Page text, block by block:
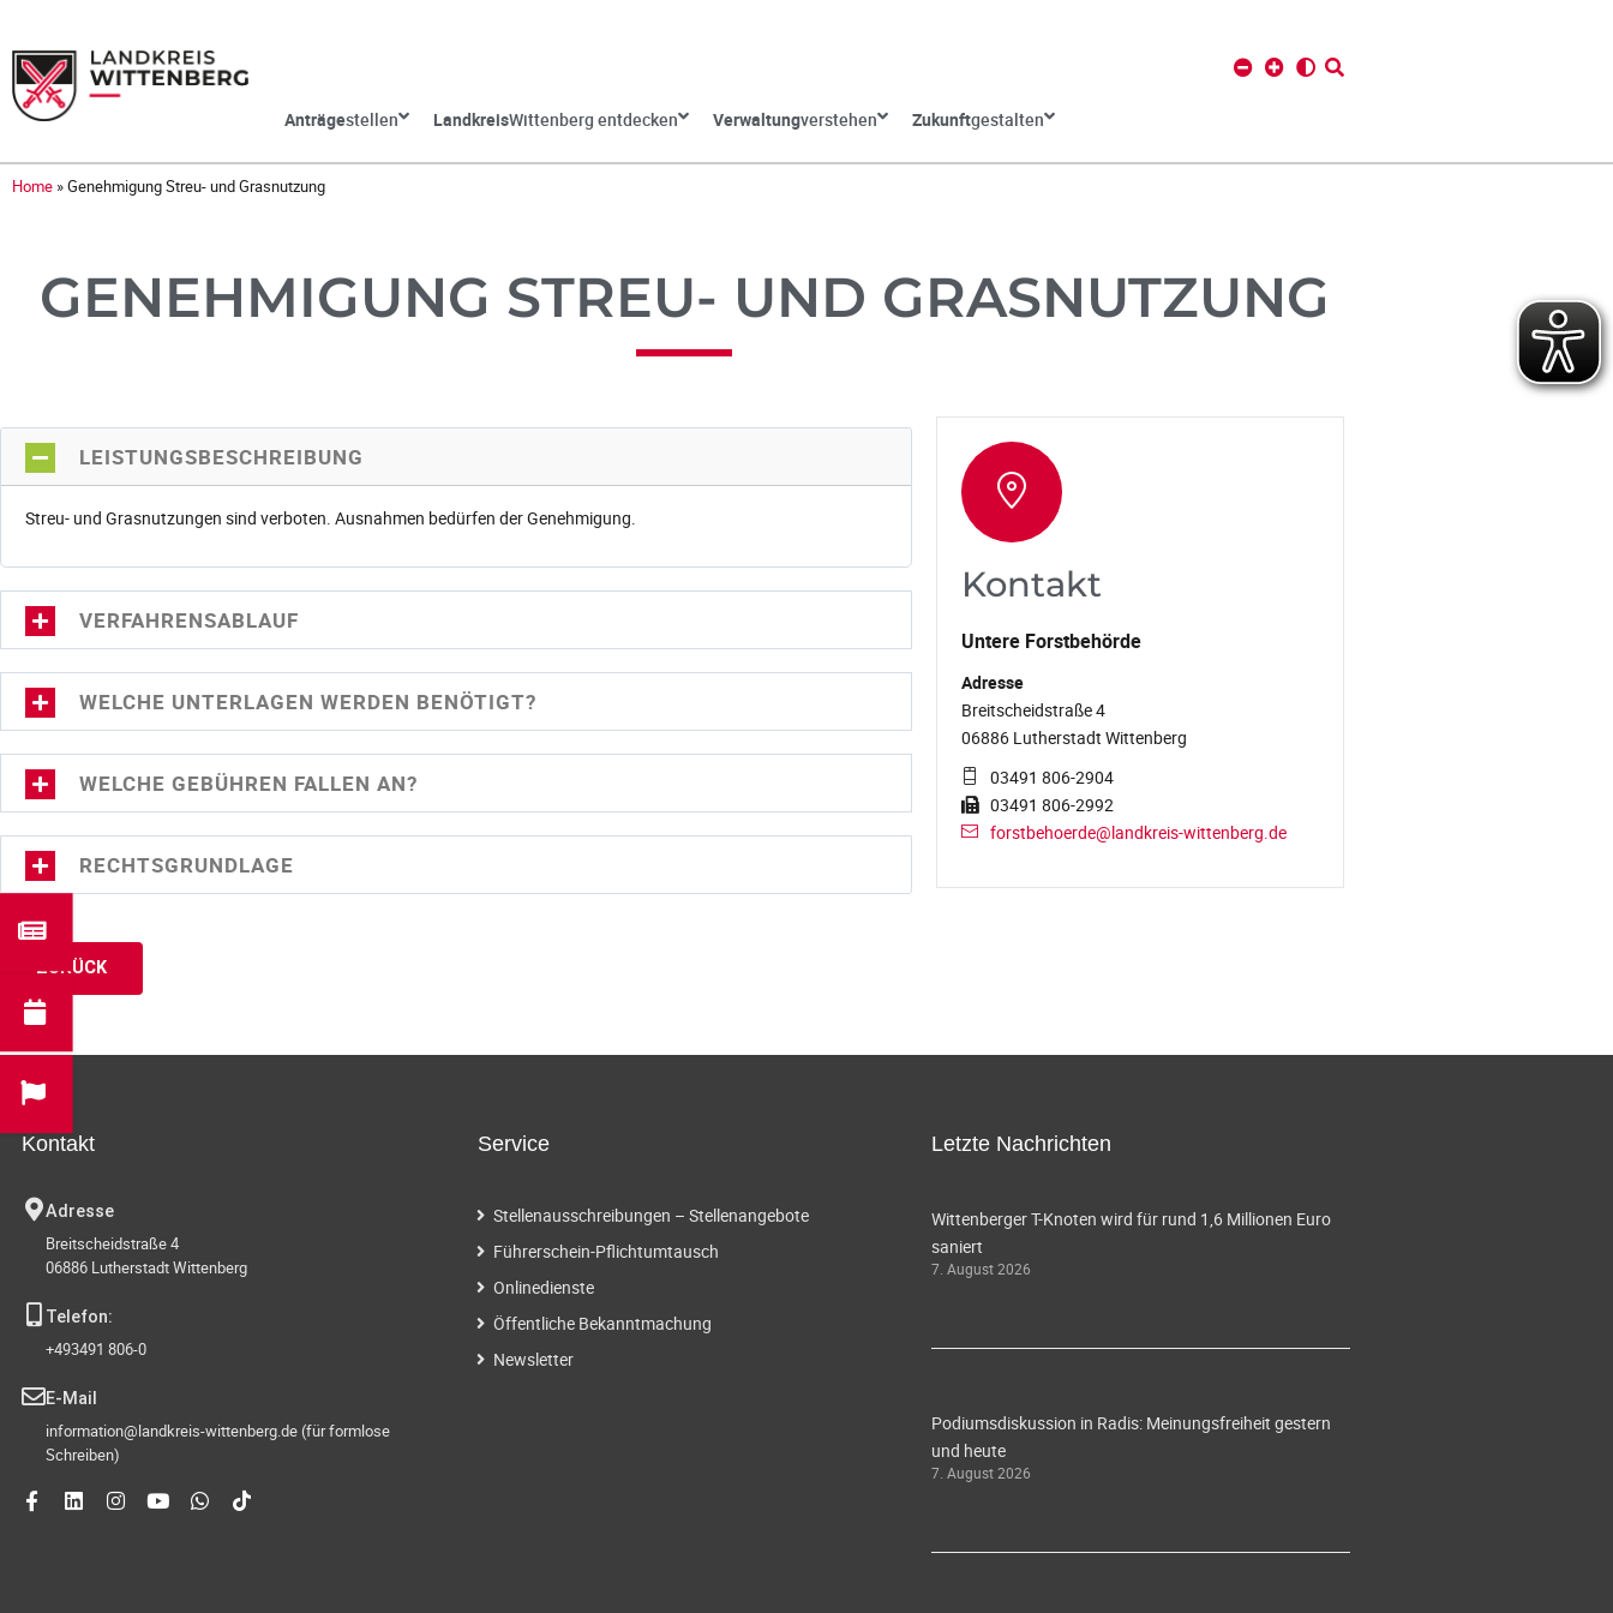
Anträgestellen LandkreisWittenberg entdecken Verwaltungverstehen Zukunftgestalten
Home »Genehmigung Streu- und Grasnutzung
GENEHMIGUNG STREU- UND GRASNUTZUNG
LEISTUNGSBESCHREIBUNG
Streu- und Grasnutzungen sind verboten. Ausnahmen bedürfen der Genehmigung.
VERFAHRENSABLAUF
WELCHE UNTERLAGEN WERDEN BENÖTIGT?
WELCHE GEBÜHREN FALLEN AN?
RECHTSGRUNDLAGE
ZURÜCK
Kontakt
Untere Forstbehörde
Adresse
Breitscheidstraße 4
06886 Lutherstadt Wittenberg
03491 806-2904
03491 806-2992
forstbehoerde@landkreis-wittenberg.de
Kontakt
Adresse
Breitscheidstraße 4
06886 Lutherstadt Wittenberg
Telefon:
+493491 806-0
E-Mail
information@landkreis-wittenberg.de (für formlose
Schreiben)
Service
Stellenausschreibungen – Stellenangebote
Führerschein-Pflichtumtausch
Onlinedienste
Öffentliche Bekanntmachung
Newsletter
Letzte Nachrichten
Wittenberger T-Knoten wird für rund 1,6 Millionen Euro
saniert
7. August 2026
Podiumsdiskussion in Radis: Meinungsfreiheit gestern
und heute
7. August 2026